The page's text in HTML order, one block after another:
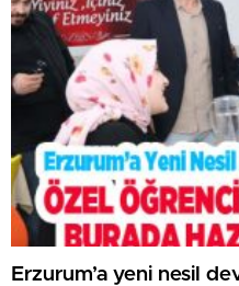
Erzurum’a yeni nesil